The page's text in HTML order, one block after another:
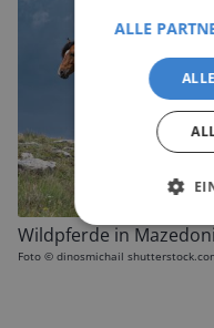
Wildpferde in
Foto © dinosmichail
ALLE